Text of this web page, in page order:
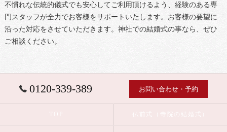
不慣れな伝統的儀式でも安心してご利用頂けるよう、経験のある専
門スタッフが全力でお客様をサポートいたします。お客様の要望に
沿った対応をさせていただきます。神社での結婚式の事なら、ぜひ
ご相談ください。
0120-339-389 お問い合わせ・予約